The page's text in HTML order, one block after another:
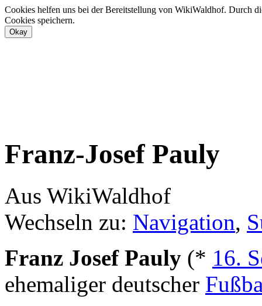
Cookies helfen uns bei der Bereitstellung von WikiWaldhof. Durch
Cookies speichern.
Franz-Josef Pauly
Aus WikiWaldhof
Wechseln zu: Navigation,
Franz Josef Pauly (* 16.
ehemaliger deutscher